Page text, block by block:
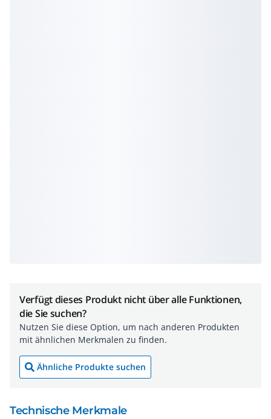
Verfügt dieses Produkt nicht über alle Funktionen,
die Sie suchen?
Nutzen Sie diese Option, um nach anderen Produkten
mit ähnlichen Merkmalen zu finden.
Ähnliche Produkte suchen
Technische Merkmale